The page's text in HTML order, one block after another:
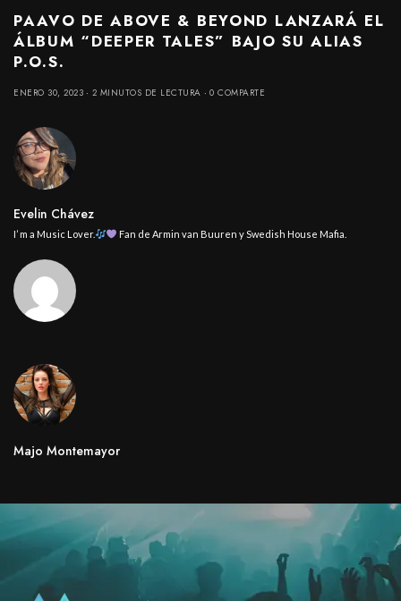
PAAVO DE ABOVE & BEYOND LANZARÁ EL
ÁLBUM “DEEPER TALES” BAJO SU ALIAS
P.O.S.
ENERO 30, 2023 2 MINUTOS DE LECTURA 0 COMPARTE
Evelin Chávez
I’ m a Music Lover. Fan de Armin van Buuren y Swedish House Mafia.
Majo Montemayor